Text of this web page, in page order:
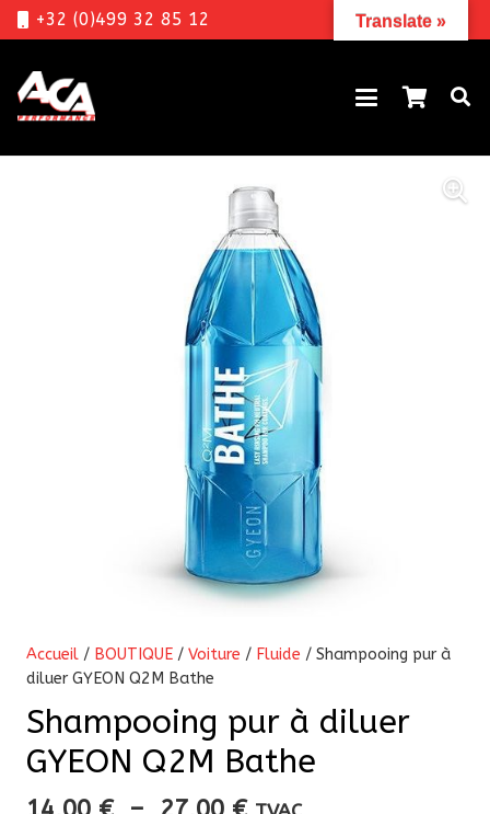
+32 (0)499 32 85 12
Accueil / BOUTIQUE / Voiture / Fluide / Shampooing pur à
diluer GYEON Q2M Bathe
Shampooing pur à diluer
GYEON Q2M Bathe
Translate »